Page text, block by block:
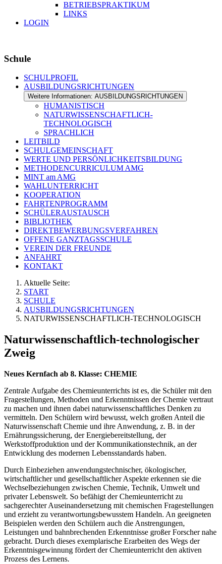
BETRIEBSPRAKTIKUM
LINKS
LOGIN
Schule
SCHULPROFIL
AUSBILDUNGSRICHTUNGEN
Weitere Informationen: AUSBILDUNGSRICHTUNGEN
HUMANISTISCH
NATURWISSENSCHAFTLICH-
TECHNOLOGISCH
SPRACHLICH
LEITBILD
SCHULGEMEINSCHAFT
WERTE UND PERSÖNLICHKEITSBILDUNG
METHODENCURRICULUM AMG
MINT am AMG
WAHLUNTERRICHT
KOOPERATION
FAHRTENPROGRAMM
SCHÜLERAUSTAUSCH
BIBLIOTHEK
DIREKTBEWERBUNGSVERFAHREN
OFFENE GANZTAGSSCHULE
VEREIN DER FREUNDE
ANFAHRT
KONTAKT
Aktuelle Seite:
START
SCHULE
AUSBILDUNGSRICHTUNGEN
NATURWISSENSCHAFTLICH-TECHNOLOGISCH
Naturwissenschaftlich-technologischer
Zweig
Neues Kernfach ab 8. Klasse: CHEMIE
Zentrale Aufgabe des Chemieunterrichts ist es, die Schüler mit den
Fragestellungen, Methoden und Erkenntnissen der Chemie vertraut
zu machen und ihnen dabei naturwissenschaftliches Denken zu
vermitteln. Den Schülern wird bewusst, welch großen Anteil die
Naturwissenschaft Chemie und ihre Anwendung, z. B. in der
Ernährungssicherung, der Energiebereitstellung, der
Werkstoffproduktion und der Kommunikationstechnik, an der
Entwicklung des modernen Lebensstandards haben.
Durch Einbeziehen anwendungstechnischer, ökologischer,
wirtschaftlicher und gesellschaftlicher Aspekte erkennen sie die
Wechselbeziehungen zwischen Chemie, Technik, Umwelt und
privater Lebenswelt. So befähigt der Chemieunterricht zu
sachgerechter Auseinandersetzung mit chemischen Fragestellungen
und erzieht zu verantwortungsbewusstem Handeln. An geeigneten
Beispielen werden den Schülern auch die Anstrengungen,
Leistungen und bahnbrechenden Erkenntnisse großer Forscher nahe
gebracht. Durch dieses exemplarische Erarbeiten des Wegs der
Erkenntnisgewinnung fördert der Chemieunterricht den aktiven
Prozess des Lernens.